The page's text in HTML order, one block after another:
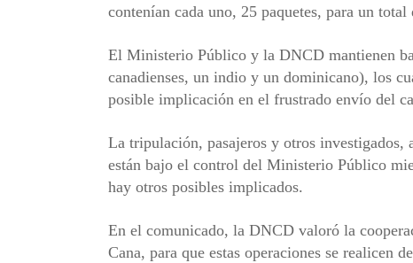
contenían cada uno, 25 paquetes, para un total
El Ministerio Público y la DNCD mantienen
canadienses, un indio y un dominicano), los
posible implicación en el frustrado envío del
La tripulación, pasajeros y otros investigados,
están bajo el control del Ministerio Público
hay otros posibles implicados.
En el comunicado, la DNCD valoró la
Cana, para que estas operaciones se realicen